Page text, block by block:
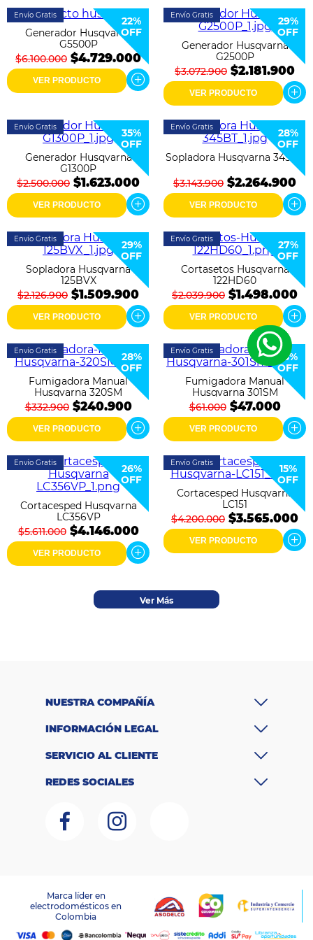
Envío Gratis
22%
OFF
Generador Husqvarna
G5500P
$6.100.000 $4.729.000
VER PRODUCTO
Envío Gratis
29%
OFF
Generador Husqvarna
G2500P
$3.072.900 $2.181.900
VER PRODUCTO
Envío Gratis
35%
OFF
Generador Husqvarna
G1300P
$2.500.000 $1.623.000
VER PRODUCTO
Envío Gratis
28%
OFF
Sopladora Husqvarna 345BT
$3.143.900 $2.264.900
VER PRODUCTO
Envío Gratis
29%
OFF
Sopladora Husqvarna
125BVX
$2.126.900 $1.509.900
VER PRODUCTO
Envío Gratis
27%
OFF
Cortasetos Husqvarna
122HD60
$2.039.900 $1.498.000
VER PRODUCTO
Envío Gratis
28%
OFF
Fumigadora Manual
Husqvarna 320SM
$332.900 $240.900
VER PRODUCTO
Envío Gratis
23%
OFF
Fumigadora Manual
Husqvarna 301SM
$61.000 $47.000
VER PRODUCTO
Envío Gratis
26%
OFF
Cortacesped Husqvarna
LC356VP
$5.611.000 $4.146.000
VER PRODUCTO
Envío Gratis
15%
OFF
Cortacesped Husqvarna
LC151
$4.200.000 $3.565.000
VER PRODUCTO
NUESTRA COMPAÑÍA
INFORMACIÓN LEGAL
SERVICIO AL CLIENTE
LAGOBO DISTRIBUCIONES S.A.S – NIT 800.135.342-6
RNT:259151
REDES SOCIALES
Marca líder en
electrodomésticos en
Colombia